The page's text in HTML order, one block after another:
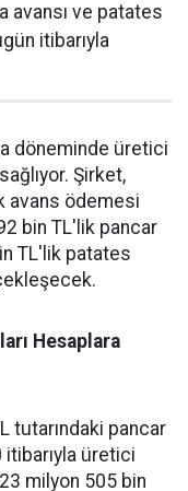
avansı ve patates
itibarıyla
döneminde üretici
Şirket,
avans ödemesi
bin TL'lik pancar
TL'lik patates
Hesaplara
tutarındaki pancar
itibarıyla üretici
23 milyon 505 bin